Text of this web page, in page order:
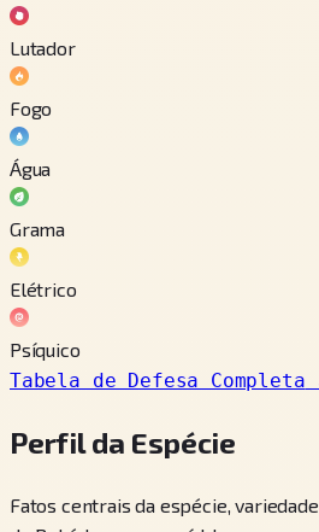
Lutador
Fogo
Água
Grama
Elétrico
Psíquico
Tabela de Defesa Completa
Perfil da Espécie
Fatos centrais da espécie,